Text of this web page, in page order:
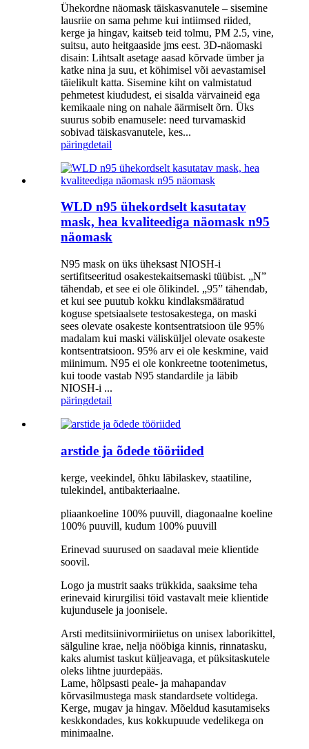
Ühekordne näomask täiskasvanutele – sisemine
lausriie on sama pehme kui intiimsed riided,
kerge ja hingav, kaitseb teid tolmu, PM 2.5, vine,
suitsu, auto heitgaaside jms eest. 3D-näomaski
disain: Lihtsalt asetage aasad kõrvade ümber ja
katke nina ja suu, et köhimisel või aevastamisel
täielikult katta. Sisemine kiht on valmistatud
pehmetest kiududest, ei sisalda värvaineid ega
kemikaale ning on nahale äärmiselt õrn. Üks
suurus sobib enamusele: need turvamaskid
sobivad täiskasvanutele, kes...
päringdetail
WLD n95 ühekordselt kasutatav
mask, hea kvaliteediga näomask n95
näomask
N95 mask on üks üheksast NIOSH-i
sertifitseeritud osakestekaitsemaski tüübist. „N”
tähendab, et see ei ole õlikindel. „95” tähendab,
et kui see puutub kokku kindlaksmääratud
koguse spetsiaalsete testosakestega, on maski
sees olevate osakeste kontsentratsioon üle 95%
madalam kui maski välisküljel olevate osakeste
kontsentratsioon. 95% arv ei ole keskmine, vaid
miinimum. N95 ei ole konkreetne tootenimetus,
kui toode vastab N95 standardile ja läbib
NIOSH-i ...
päringdetail
arstide ja õdede tööriided
kerge, veekindel, õhku läbilaskev, staatiline,
tulekindel, antibakteriaalne.
pliaankoeline 100% puuvill, diagonaalne koeline
100% puuvill, kudum 100% puuvill
Erinevad suurused on saadaval meie klientide
soovil.
Logo ja mustrit saaks trükkida, saaksime teha
erinevaid kirurgilisi töid vastavalt meie klientide
kujundusele ja joonisele.
Arsti meditsiinivormiriietus on unisex laborikittel,
sälguline krae, nelja nööbiga kinnis, rinnatasku,
kaks alumist taskut küljeavaga, et püksitaskutele
oleks lihtne juurdepääs.
Lame, hõlpsasti peale- ja mahapandav
kõrvasilmustega mask standardsete voltidega.
Kerge, mugav ja hingav. Mõeldud kasutamiseks
keskkondades, kus kokkupuude vedelikega on
minimaalne.